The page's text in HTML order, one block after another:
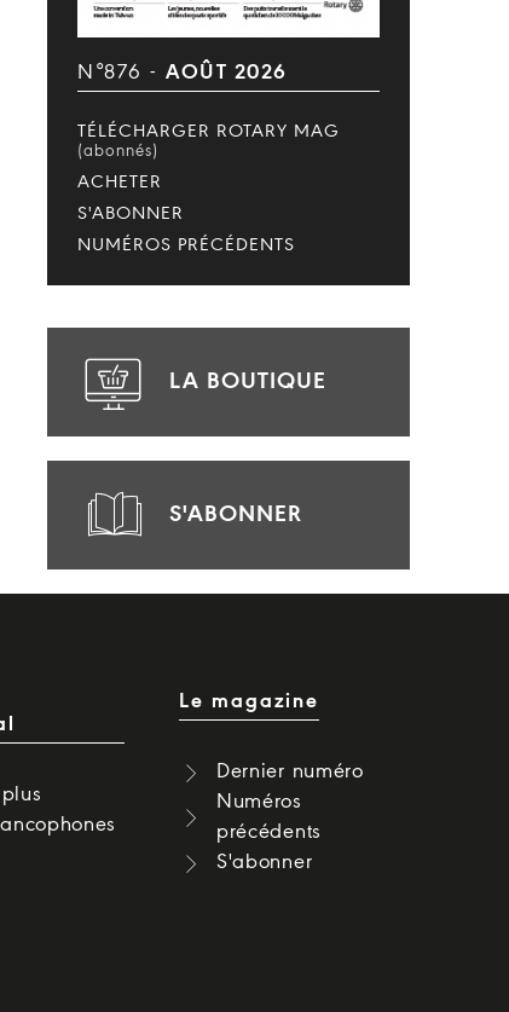
N°876 - AOÛT 2026
TÉLÉCHARGER ROTARY MAG
(abonnés)
ACHETER
S'ABONNER
NUMÉROS PRÉCÉDENTS
LA BOUTIQUE
S'ABONNER
Le magazine
Dernier numéro
Numéros
précédents
S'abonner